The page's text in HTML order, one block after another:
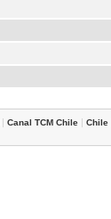
|Canal TCM Chile |Chile